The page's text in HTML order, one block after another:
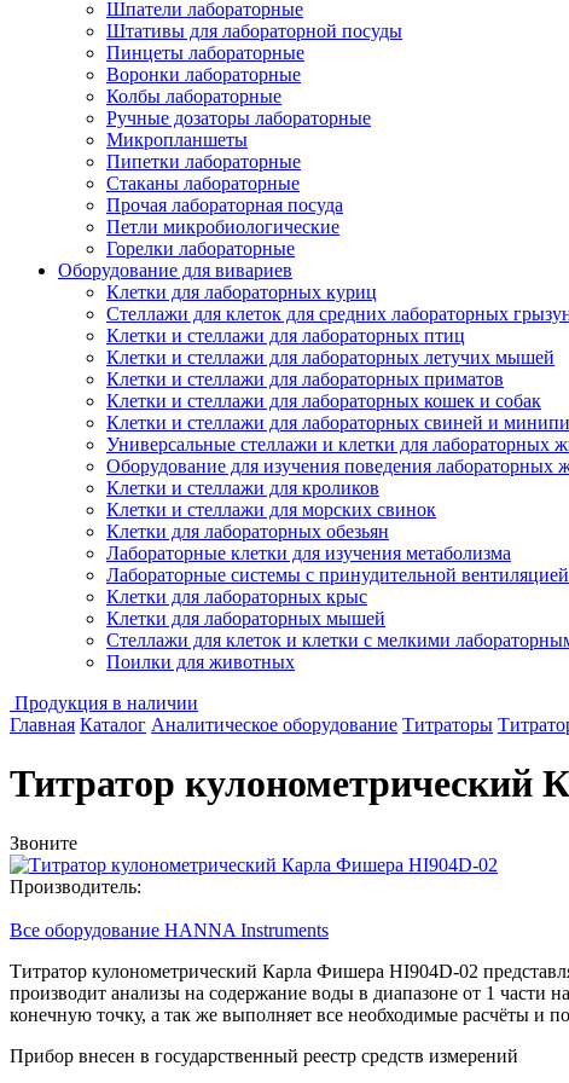
Шпатели лабораторные
Штативы для лабораторной посуды
Пинцеты лабораторные
Воронки лабораторные
Колбы лабораторные
Ручные дозаторы лабораторные
Микропланшеты
Пипетки лабораторные
Стаканы лабораторные
Прочая лабораторная посуда
Петли микробиологические
Горелки лабораторные
Оборудование для вивариев
Клетки для лабораторных куриц
Стеллажи для клеток для средних лабораторных
Клетки и стеллажи для лабораторных птиц
Клетки и стеллажи для лабораторных летучих мышей
Клетки и стеллажи для лабораторных приматов
Клетки и стеллажи для лабораторных кошек и собак
Клетки и стеллажи для лабораторных свиней и
Универсальные стеллажи и клетки для лабораторных
Оборудование для изучения поведения лабораторных
Клетки и стеллажи для кроликов
Клетки и стеллажи для морских свинок
Клетки для лабораторных обезьян
Лабораторные клетки для изучения метаболизма
Лабораторные системы с принудительной
Клетки для лабораторных крыс
Клетки для лабораторных мышей
Стеллажи для клеток и клетки с мелкими
Поилки для животных
Продукция в наличии
Главная Каталог Аналитическое оборудование Титраторы
Титратор кулонометрический
Звоните
Производитель:
Все оборудование HANNA Instruments
Титратор кулонометрический Карла Фишера HI904D-02
производит анализы на содержание воды в диапазоне от 1 части
конечную точку, а так же выполняет все необходимые расчёты и
Прибор внесен в государственный реестр средств измерений